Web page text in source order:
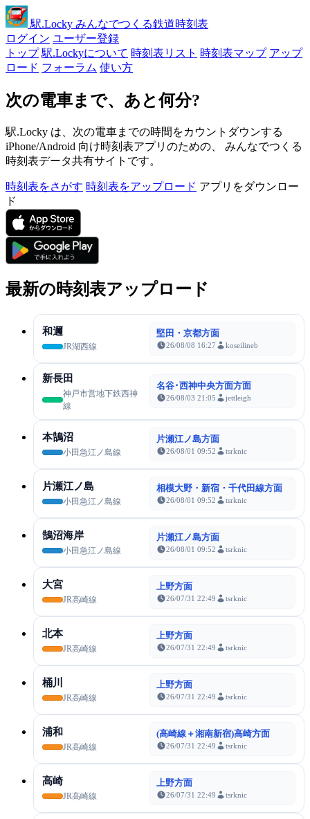
駅.Locky みんなでつくる鉄道時刻表
ログイン ユーザー登録
トップ 駅.Lockyについて 時刻表リスト 時刻表マップ アップ
ロード フォーラム 使い方
次の電車まで、あと何分?
駅.Locky は、次の電車までの時間をカウントダウンする
iPhone/Android 向け時刻表アプリのための、 みんなでつくる
時刻表データ共有サイトです。
時刻表をさがす 時刻表をアップロード アプリをダウンロー
ド
最新の時刻表アップロード
和邇
JR湖西線
堅田・京都方面
26/08/08 16:27 koseilineb
新長田
神戸市営地下鉄西神
線
名谷･西神中央方面方面
26/08/03 21:05 jettleigh
本鵠沼
小田急江ノ島線
片瀬江ノ島方面
26/08/01 09:52 tsrknic
片瀬江ノ島
小田急江ノ島線
相模大野・新宿・千代田線方面
26/08/01 09:52 tsrknic
鵠沼海岸
小田急江ノ島線
片瀬江ノ島方面
26/08/01 09:52 tsrknic
大宮
JR高崎線
上野方面
26/07/31 22:49 tsrknic
北本
JR高崎線
上野方面
26/07/31 22:49 tsrknic
桶川
JR高崎線
上野方面
26/07/31 22:49 tsrknic
浦和
JR高崎線
(高崎線＋湘南新宿)高崎方面
26/07/31 22:49 tsrknic
高崎
JR高崎線
上野方面
26/07/31 22:49 tsrknic